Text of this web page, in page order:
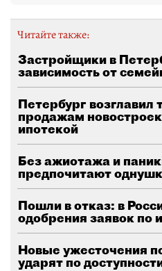
Читайте также:
Застройщики в
зависимость от
Петербург возглавил
продажам
ипотекой
Без ажиотажа и
предпочитают
Пошли в отказ: в
одобрения заявок по
Новые ужесточения
ударят по